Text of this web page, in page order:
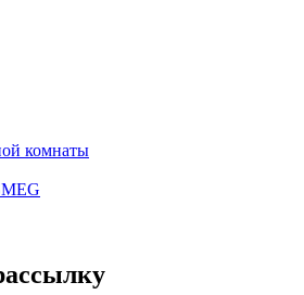
комнаты